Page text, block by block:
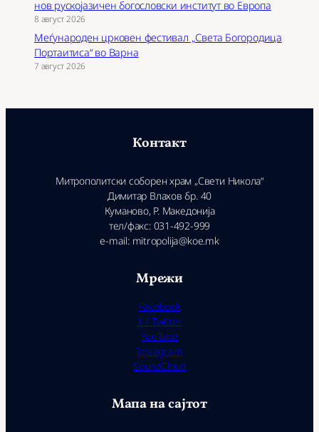
нов рускојазичен богословски институт во Европа
8 август 2026
Меѓународен црковен фестивал „Света Богородица
Портаитиса“ во Варна
7 август 2026
Контакт
Митрополитски соборен храм „Свети Никола“
Димитар Влахов бр. 40
Куманово, Р. Македонија
тел/факс: 031-492-999
e-mail: mitropolija@koe.mk
Мрежи
Facebook
X / Twitter
YouTube
Instagram
SoundCloud
Мапа на сајтот